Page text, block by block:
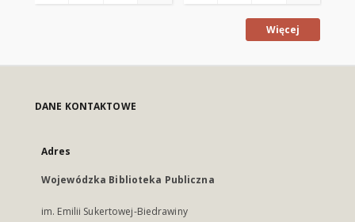
Więcej
DANE KONTAKTOWE
Adres
Wojewódzka Biblioteka Publiczna
im. Emilii Sukertowej-Biedrawiny